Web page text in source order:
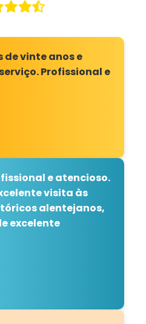
de vinte anos e
Profissional e
e atencioso.
visita às
alentejanos,
excelente